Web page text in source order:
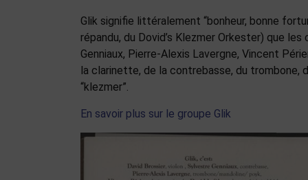
Glik signifie littéralement “bonheur, bonne
répandu, du Dovid’s Klezmer Orkester) que
Genniaux, Pierre-Alexis Lavergne, Vincent
la clarinette, de la contrebasse, du trombone,
“klezmer”.
En savoir plus sur le groupe Glik